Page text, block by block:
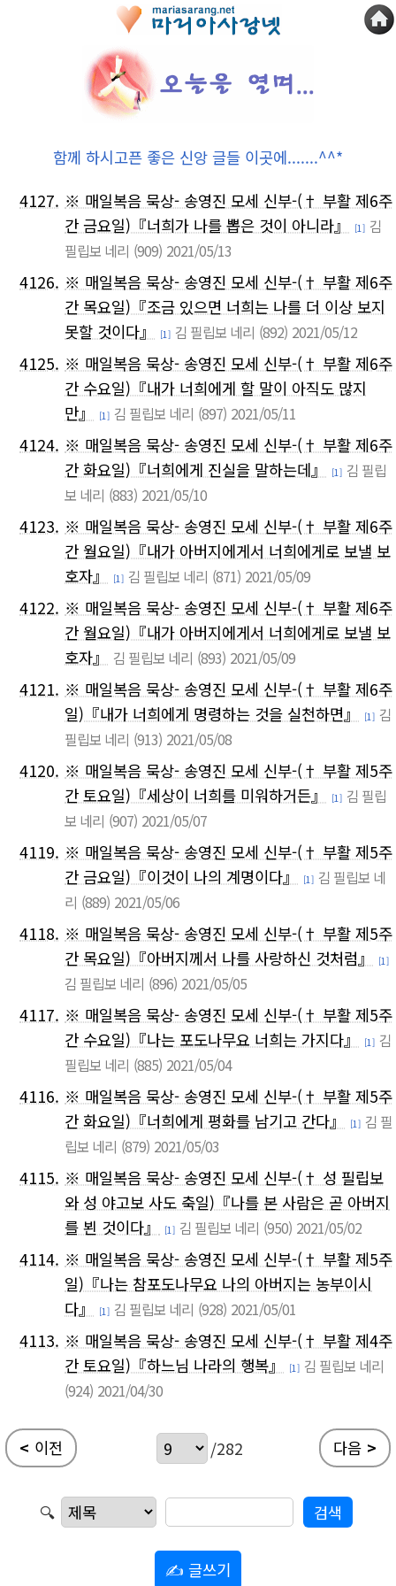
함께 하시고픈 좋은 신앙 글들 이곳에.......^^*
4127. ※ 매일복음 묵상- 송영진 모세 신부-(† 부활 제6주
간 금요일)『너희가 나를 뽑은 것이 아니라』
[1] 김
필립보 네리 (909) 2021/05/13
4126. ※ 매일복음 묵상- 송영진 모세 신부-(† 부활 제6주
간 목요일)『조금 있으면 너희는 나를 더 이상 보지
못할 것이다』
[1] 김 필립보 네리 (892) 2021/05/12
4125. ※ 매일복음 묵상- 송영진 모세 신부-(† 부활 제6주
간 수요일)『내가 너희에게 할 말이 아직도 많지
만』
[1] 김 필립보 네리 (897) 2021/05/11
4124. ※ 매일복음 묵상- 송영진 모세 신부-(† 부활 제6주
간 화요일)『너희에게 진실을 말하는데』
[1] 김 필립
보 네리 (883) 2021/05/10
4123. ※ 매일복음 묵상- 송영진 모세 신부-(† 부활 제6주
간 월요일)『내가 아버지에게서 너희에게로 보낼 보
호자』
[1] 김 필립보 네리 (871) 2021/05/09
4122. ※ 매일복음 묵상- 송영진 모세 신부-(† 부활 제6주
간 월요일)『내가 아버지에게서 너희에게로 보낼 보
호자』
김 필립보 네리 (893) 2021/05/09
4121. ※ 매일복음 묵상- 송영진 모세 신부-(† 부활 제6주
일)『내가 너희에게 명령하는 것을 실천하면』
[1] 김
필립보 네리 (913) 2021/05/08
4120. ※ 매일복음 묵상- 송영진 모세 신부-(† 부활 제5주
간 토요일)『세상이 너희를 미워하거든』
[1] 김 필립
보 네리 (907) 2021/05/07
4119. ※ 매일복음 묵상- 송영진 모세 신부-(† 부활 제5주
간 금요일)『이것이 나의 계명이다』
[1] 김 필립보 네
리 (889) 2021/05/06
4118. ※ 매일복음 묵상- 송영진 모세 신부-(† 부활 제5주
간 목요일)『아버지께서 나를 사랑하신 것처럼』
[1]
김 필립보 네리 (896) 2021/05/05
4117. ※ 매일복음 묵상- 송영진 모세 신부-(† 부활 제5주
간 수요일)『나는 포도나무요 너희는 가지다』
[1] 김
필립보 네리 (885) 2021/05/04
4116. ※ 매일복음 묵상- 송영진 모세 신부-(† 부활 제5주
간 화요일)『너희에게 평화를 남기고 간다』
[1] 김 필
립보 네리 (879) 2021/05/03
4115. ※ 매일복음 묵상- 송영진 모세 신부-(† 성 필립보
와 성 야고보 사도 축일)『나를 본 사람은 곧 아버지
를 뵌 것이다』
[1] 김 필립보 네리 (950) 2021/05/02
4114. ※ 매일복음 묵상- 송영진 모세 신부-(† 부활 제5주
일)『나는 참포도나무요 나의 아버지는 농부이시
다』
[1] 김 필립보 네리 (928) 2021/05/01
4113. ※ 매일복음 묵상- 송영진 모세 신부-(† 부활 제4주
간 토요일)『하느님 나라의 행복』
[1] 김 필립보 네리
(924) 2021/04/30
< 이전 /282 다음 >
🔍
✍ 글쓰기